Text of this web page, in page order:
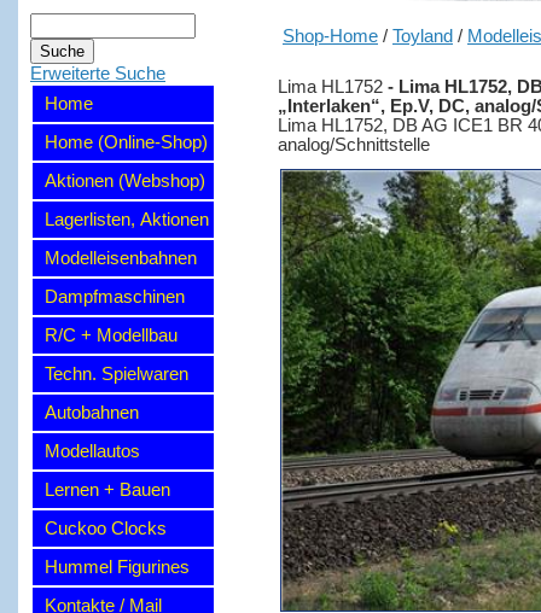
Erweiterte Suche
Home
Home (Online-Shop)
Aktionen (Webshop)
Lagerlisten, Aktionen
Modelleisenbahnen
Dampfmaschinen
R/C + Modellbau
Techn. Spielwaren
Autobahnen
Modellautos
Lernen + Bauen
Cuckoo Clocks
Hummel Figurines
Kontakte / Mail
Shop-Home / Toyland /
Lima HL1752 - Lima HL1752,
„Interlaken“, Ep.V, DC,
Lima HL1752, DB AG ICE1 BR
analog/Schnittstelle